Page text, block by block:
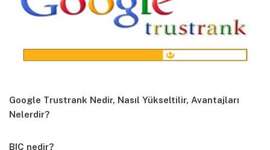
Google Trustrank Nedir, Nasıl Yükseltilir, Avantajları
Nelerdir?
BIC nedir?